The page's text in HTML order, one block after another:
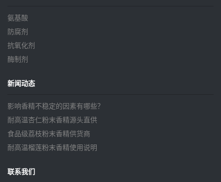
氨基酸
防腐剂
抗氧化剂
酶制剂
新闻动态
影响香精不稳定的因素有哪些？
耐高温杏仁粉末香精源头直供
食品级荔枝粉末香精供货商
耐高温榴莲粉末香精使用说明
联系我们